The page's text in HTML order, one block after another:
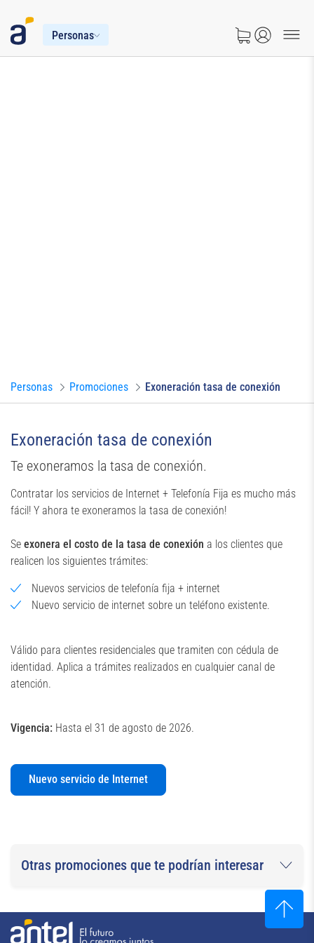
Personas
Personas Promociones Exoneración tasa de conexión
Exoneración tasa de conexión
Te exoneramos la tasa de conexión.
Contratar los servicios de Internet + Telefonía Fija es mucho más
fácil! Y ahora te exoneramos la tasa de conexión!
Se exonera el costo de la tasa de conexión a los clientes que
realicen los siguientes trámites:
Nuevos servicios de telefonía fija + internet
Nuevo servicio de internet sobre un teléfono existente.
Válido para clientes residenciales que tramiten con cédula de
identidad. Aplica a trámites realizados en cualquier canal de
atención.
Vigencia: Hasta el 31 de agosto de 2026.
Nuevo servicio de Internet
Otras promociones que te podrían interesar